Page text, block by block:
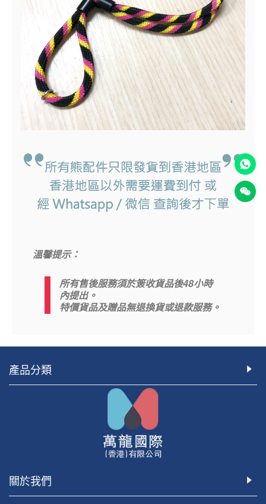
溫馨提示：
所有售後服務須於簽收貨品後48小時
內提出。
特價貨品及贈品無退換貨或退款服務。
產品分類
關於我們